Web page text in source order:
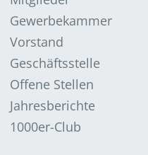
Gewerbekammer
Vorstand
Geschäftsstelle
Offene Stellen
Jahresberichte
1000er-Club